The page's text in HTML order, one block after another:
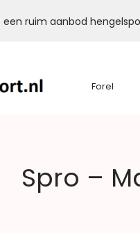
ruim aanbod
Forel
Spro –